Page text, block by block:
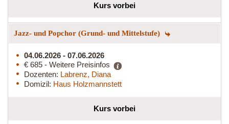
Kurs vorbei
Jazz- und Popchor (Grund- und Mittelstufe)
04.06.2026 - 07.06.2026
€ 685 - Weitere Preisinfos
Dozenten: Labrenz, Diana
Domizil: Haus Holzmannstett
Kurs vorbei